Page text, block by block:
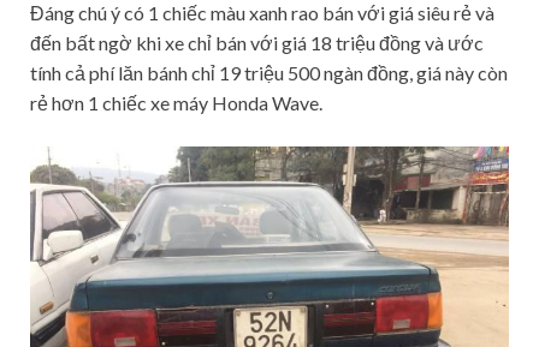
Đáng chú ý có 1 chiếc màu xanh rao bán với giá siêu rẻ và
đến bất ngờ khi xe chỉ bán với giá 18 triệu đồng và ước
tính cả phí lăn bánh chỉ 19 triệu 500 ngàn đồng, giá này còn
rẻ hơn 1 chiếc xe máy Honda Wave.